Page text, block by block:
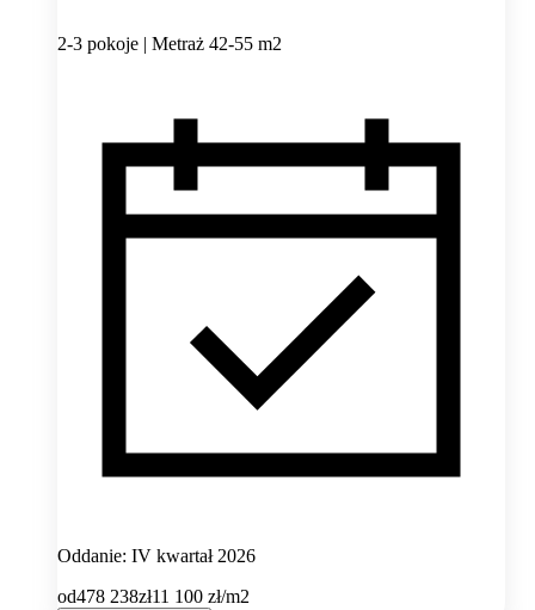
2-3 pokoje | Metraż 42-55 m2
Oddanie: IV kwartał 2026
od478 238zł11 100 zł/m2